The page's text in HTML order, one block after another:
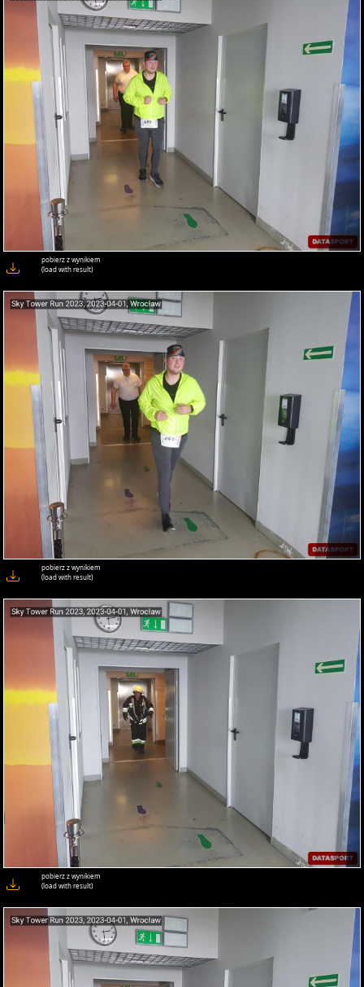
pobierz z wynikiem
(load with result)
pobierz z wynikiem
(load with result)
pobierz z wynikiem
(load with result)